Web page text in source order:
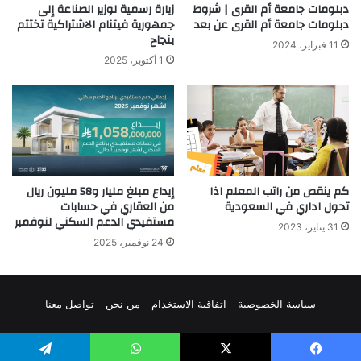
دبلومات جامعة أم القرى | شروط
دبلومات جامعة أم القرى عن بعد
11 فبراير، 2024
زيارة رسمية لوزير الصناعة إلى
جمهورية فيتنام الاشتراكية تختتم
بنجاح
1 أكتوبر، 2025
كم ينقص من راتب المعلم اذا
تحول اداري في السعودية
31 يناير، 2023
إيداع مبلغ مليار و58 مليون ريال
من العقاري في حسابات
مستفيدي الدعم السكني لنوفمبر
24 نوفمبر، 2025
سياسة الخصوصية اتفاقية الاستخدام من نحن تواصل معنا